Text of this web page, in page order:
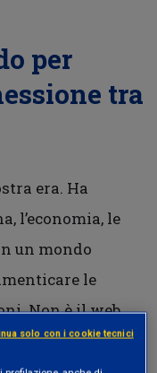
per
tra
era. Ha
l’economia, le
un mondo
le
Non è il web
connessione,
solo con i cookie tecnici